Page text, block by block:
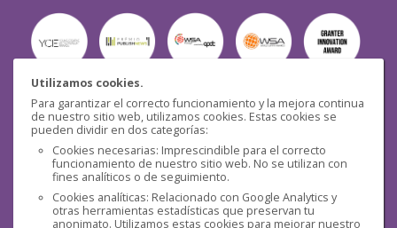
Utilizamos cookies.
Para garantizar el correcto funcionamiento y la mejora continua
de nuestro sitio web, utilizamos cookies. Estas cookies se
pueden dividir en dos categorías:
Cookies necesarias: Imprescindible para el correcto
funcionamiento de nuestro sitio web. No se utilizan con
fines analíticos o de seguimiento.
Cookies analíticas: Relacionado con Google Analytics y
otras herramientas estadísticas que preservan tu
anonimato. Utilizamos estas cookies para mejorar nuestro
Seguridad